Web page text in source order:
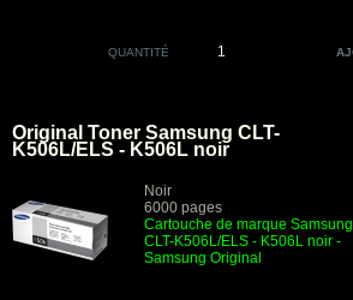
QUANTITÉ
Original Toner Samsung CLT-
K506L/ELS - K506L noir
Noir
6000 pages
Cartouche de marque Samsung
CLT-K506L/ELS - K506L noir -
Samsung Original